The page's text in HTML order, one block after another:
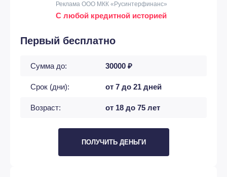
Реклама ООО МКК «Русинтерфинанс»
С любой кредитной историей
Первый бесплатно
Сумма до: 30000 ₽
Срок (дни): от 7 до 21 дней
Возраст: от 18 до 75 лет
ПОЛУЧИТЬ ДЕНЬГИ